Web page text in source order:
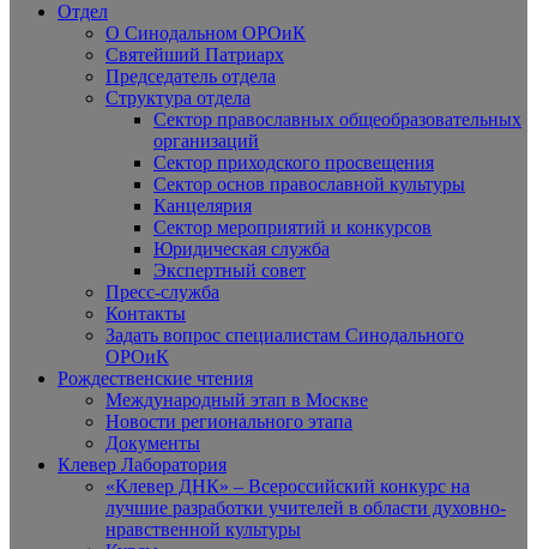
Отдел
О Синодальном ОРОиК
Святейший Патриарх
Председатель отдела
Структура отдела
Сектор православных общеобразовательных
организаций
Сектор приходского просвещения
Сектор основ православной культуры
Канцелярия
Сектор мероприятий и конкурсов
Юридическая служба
Экспертный совет
Пресс-служба
Контакты
Задать вопрос специалистам Синодального
ОРОиК
Рождественские чтения
Международный этап в Москве
Новости регионального этапа
Документы
Клевер Лаборатория
«Клевер ДНК» – Всероссийский конкурс на
лучшие разработки учителей в области духовно-
нравственной культуры